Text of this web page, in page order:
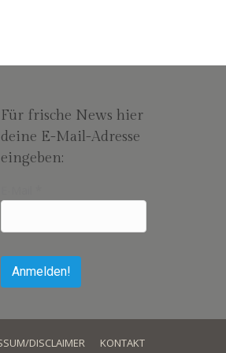
Für frische News hier
deine E-Mail-Adresse
eingeben:
DISCLAIMER KONTAKT